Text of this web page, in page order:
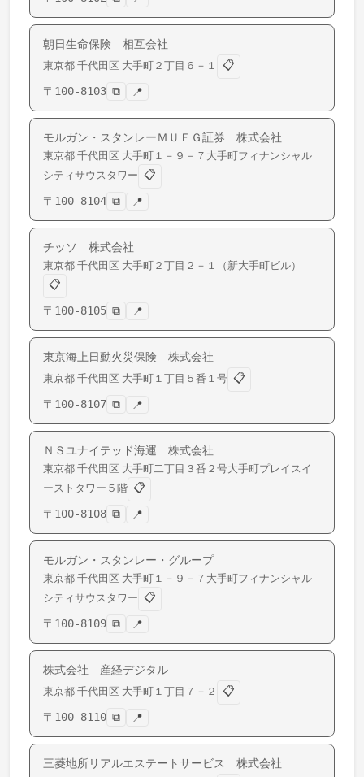
朝日生命保険 相互会社
東京都 千代田区 大手町 ２丁目６－１
📋
〒 100-8103 ⧉ 📍
モルガン・スタンレーＭＵＦＧ証券 株式会社
東京都 千代田区 大手町 １－９－７大手町フィナンシャル
シティサウスタワー 📋
〒 100-8104 ⧉ 📍
チッソ 株式会社
東京都 千代田区 大手町 ２丁目２－１（新大手町ビル）
📋
〒 100-8105 ⧉ 📍
東京海上日動火災保険 株式会社
東京都 千代田区 大手町 １丁目５番１号 📋
〒 100-8107 ⧉ 📍
ＮＳユナイテッド海運 株式会社
東京都 千代田区 大手町二丁目３番２号大手町プレイスイ
ーストタワー５階 📋
〒 100-8108 ⧉ 📍
モルガン・スタンレー・グループ
東京都 千代田区 大手町 １－９－７大手町フィナンシャル
シティサウスタワー 📋
〒 100-8109 ⧉ 📍
株式会社 産経デジタル
東京都 千代田区 大手町 １丁目７－２
📋
〒 100-8110 ⧉ 📍
三菱地所リアルエステートサービス 株式会社